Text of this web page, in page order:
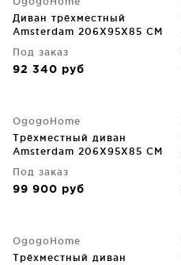
Диван трёхместный
Amsterdam 206X95X85 CM
Под заказ
92 340 руб
OgogoHome
Трёхместный диван
Amsterdam 206X95X85 CM
Под заказ
99 900 руб
OgogoHome
Трёхместный диван